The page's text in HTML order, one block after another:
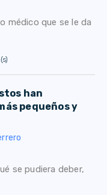
médico que se le da
han
pequeños y
se pudiera deber,